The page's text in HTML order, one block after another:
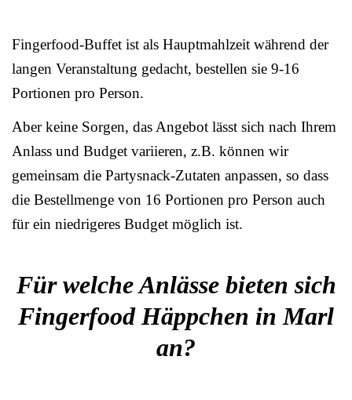
Fingerfood-Buffet ist als Hauptmahlzeit während der
langen Veranstaltung gedacht, bestellen sie 9-16
Portionen pro Person.
Aber keine Sorgen, das Angebot lässt sich nach Ihrem
Anlass und Budget variieren, z.B. können wir
gemeinsam die Partysnack-Zutaten anpassen, so dass
die Bestellmenge von 16 Portionen pro Person auch
für ein niedrigeres Budget möglich ist.
Für welche Anlässe bieten sich
Fingerfood Häppchen in Marl
an?